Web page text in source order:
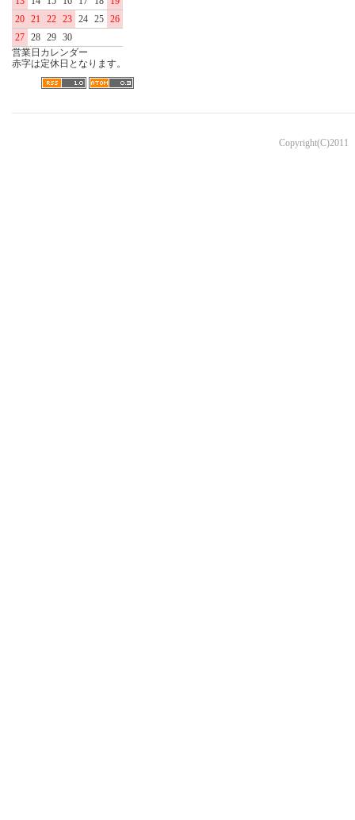
20 21 22 23 24 25 26
27 28 29 30
営業日カレンダー
赤字は定休日となります。